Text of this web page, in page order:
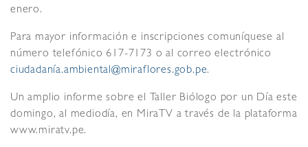
enero.
Para mayor información e inscripciones comuníquese al
número telefónico 617-7173 o al correo electrónico
ciudadanía.ambiental@miraflores.gob.pe.
Un amplio informe sobre el Taller Biólogo por un Día este
domingo, al mediodía, en MiraTV a través de la plataforma
www.miratv.pe.